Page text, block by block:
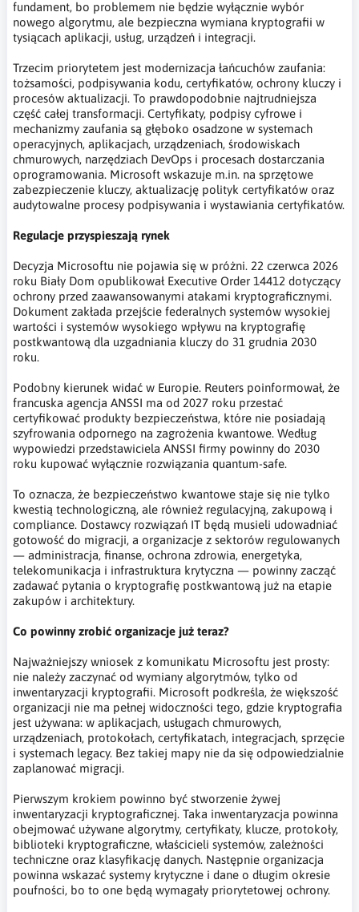
fundament, bo problemem nie będzie wyłącznie wybór
nowego algorytmu, ale bezpieczna wymiana kryptografii w
tysiącach aplikacji, usług, urządzeń i integracji.
Trzecim priorytetem jest modernizacja łańcuchów zaufania:
tożsamości, podpisywania kodu, certyfikatów, ochrony kluczy i
procesów aktualizacji. To prawdopodobnie najtrudniejsza
część całej transformacji. Certyfikaty, podpisy cyfrowe i
mechanizmy zaufania są głęboko osadzone w systemach
operacyjnych, aplikacjach, urządzeniach, środowiskach
chmurowych, narzędziach DevOps i procesach dostarczania
oprogramowania. Microsoft wskazuje m.in. na sprzętowe
zabezpieczenie kluczy, aktualizację polityk certyfikatów oraz
audytowalne procesy podpisywania i wystawiania certyfikatów.
Regulacje przyspieszają rynek
Decyzja Microsoftu nie pojawia się w próżni. 22 czerwca 2026
roku Biały Dom opublikował Executive Order 14412 dotyczący
ochrony przed zaawansowanymi atakami kryptograficznymi.
Dokument zakłada przejście federalnych systemów wysokiej
wartości i systemów wysokiego wpływu na kryptografię
postkwantową dla uzgadniania kluczy do 31 grudnia 2030
roku.
Podobny kierunek widać w Europie. Reuters poinformował, że
francuska agencja ANSSI ma od 2027 roku przestać
certyfikować produkty bezpieczeństwa, które nie posiadają
szyfrowania odpornego na zagrożenia kwantowe. Według
wypowiedzi przedstawiciela ANSSI firmy powinny do 2030
roku kupować wyłącznie rozwiązania quantum-safe.
To oznacza, że bezpieczeństwo kwantowe staje się nie tylko
kwestią technologiczną, ale również regulacyjną, zakupową i
compliance. Dostawcy rozwiązań IT będą musieli udowadniać
gotowość do migracji, a organizacje z sektorów regulowanych
— administracja, finanse, ochrona zdrowia, energetyka,
telekomunikacja i infrastruktura krytyczna — powinny zacząć
zadawać pytania o kryptografię postkwantową już na etapie
zakupów i architektury.
Co powinny zrobić organizacje już teraz?
Najważniejszy wniosek z komunikatu Microsoftu jest prosty:
nie należy zaczynać od wymiany algorytmów, tylko od
inwentaryzacji kryptografii. Microsoft podkreśla, że większość
organizacji nie ma pełnej widoczności tego, gdzie kryptografia
jest używana: w aplikacjach, usługach chmurowych,
urządzeniach, protokołach, certyfikatach, integracjach, sprzęcie
i systemach legacy. Bez takiej mapy nie da się odpowiedzialnie
zaplanować migracji.
Pierwszym krokiem powinno być stworzenie żywej
inwentaryzacji kryptograficznej. Taka inwentaryzacja powinna
obejmować używane algorytmy, certyfikaty, klucze, protokoły,
biblioteki kryptograficzne, właścicieli systemów, zależności
techniczne oraz klasyfikację danych. Następnie organizacja
powinna wskazać systemy krytyczne i dane o długim okresie
poufności, bo to one będą wymagały priorytetowej ochrony.